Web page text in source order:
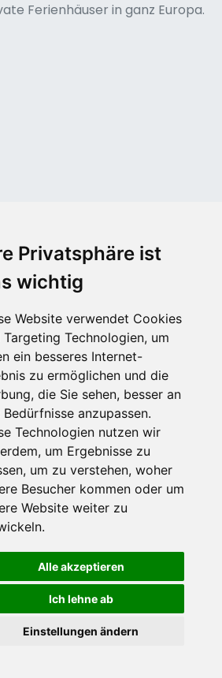
Privatsphäre ist
wichtig
Website verwendet Cookies
Targeting Technologien, um
ein besseres Internet-
zu ermöglichen und die
die Sie sehen, besser an
Bedürfnisse anzupassen.
Technologien nutzen wir
um Ergebnisse zu
um zu verstehen, woher
Besucher kommen oder um
Website weiter zu
Alle akzeptieren
Ich lehne ab
Einstellungen ändern
Ferienhäuser in ganz Europa.
| Website von FalcoTravel
Online-Bezahlung mit